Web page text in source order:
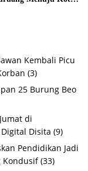
Kembali Picu
(3)
25 Burung Beo
di
Disita (9)
Pendidikan Jadi
Kondusif (33)